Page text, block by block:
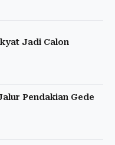
Jadi Calon
Pendakian Gede